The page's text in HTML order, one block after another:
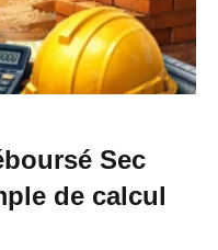
Sec
de calcul